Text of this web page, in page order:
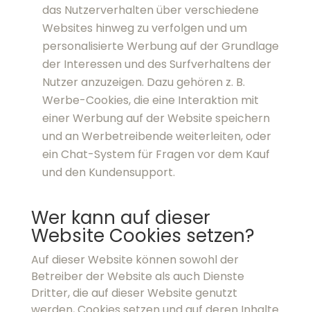
Wer kann auf dieser Website
Cookies setzen?
Auf dieser Website können sowohl der
Betreiber der Website als auch Dienste Dritter,
die auf dieser Website genutzt werden, Cookies
setzen und auf deren Inhalte zugreifen. Wer auf
welche Cookies und deren Inhalte zugreifen
kann, unterscheidet sich zwischen First-Party-
und Third-Party-Cookies. First-Party-Cookies
und können nur vom Betreiber der Website
und den integrierten Diensten Dritter auf
Cookies werden in der Regel von Drittanbieter-
Diensten auf anderen Domains gesetzt,
können auf allen Websites gelesen werden, auf